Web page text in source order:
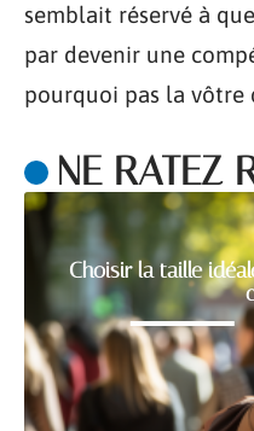
semblait réservé à
par devenir une
pourquoi pas la vôtre
NE RATEZ
Choisir la taille